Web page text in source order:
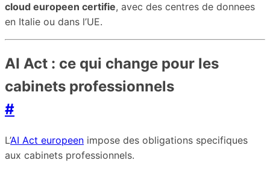
cloud europeen certifie, avec des centres de donnees
en Italie ou dans l’UE.
AI Act : ce qui change pour les
cabinets professionnels
#
L’AI Act europeen impose des obligations specifiques
aux cabinets professionnels.